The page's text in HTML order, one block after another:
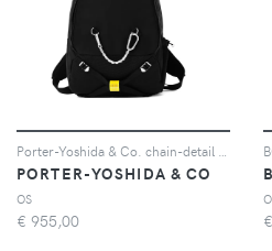
PORTER-YOSHIDA & CO
OS
€ 955,00 €